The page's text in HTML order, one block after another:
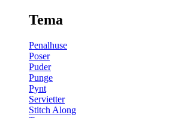
Tema
Penalhuse
Poser
Puder
Punge
Pynt
Servietter
Stitch Along